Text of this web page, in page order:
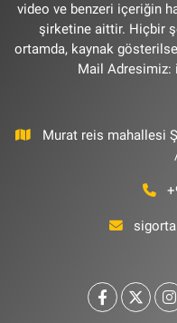
video ve benzeri içeriğin
şirketine aittir. Hiçbir
ortamda, kaynak
Mail Adresimiz:
Murat reis mahallesi